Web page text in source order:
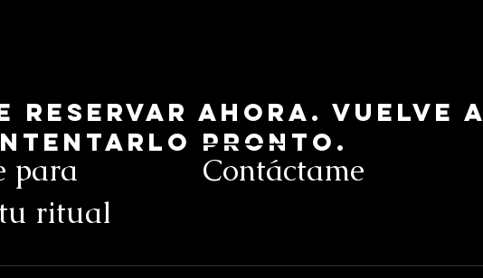
reservar ahora. Vuelve a
pronto.
para
ritual
Contáctame